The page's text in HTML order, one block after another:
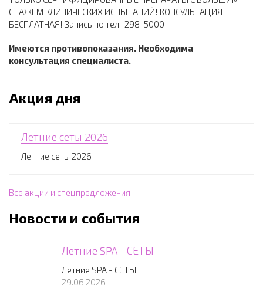
СТАЖЕМ КЛИНИЧЕСКИХ ИСПЫТАНИЙ! КОНСУЛЬТАЦИЯ
БЕСПЛАТНАЯ! Запись по тел.: 298-5000
Имеются противопоказания. Необходима
консультация специалиста.
Акция дня
Летние сеты 2026
Летние сеты 2026
Все акции и спецпредложения
Новости и события
Летние SPA - СЕТЫ
Летние SPA - СЕТЫ
29.06.2026